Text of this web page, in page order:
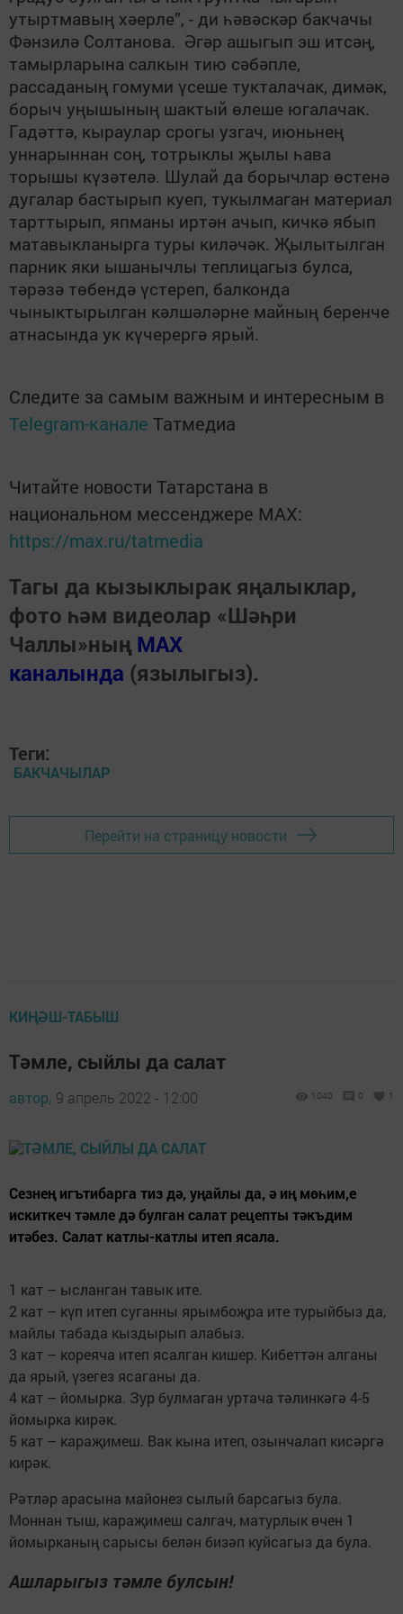
утыртмавың хәерле”, - ди һәвәскәр бакчачы
Фәнзилә Солтанова. Әгәр ашыгып эш итсәң,
тамырларына салкын тию сәбәпле,
рассаданың гомуми үсеше тукталачак, димәк,
борыч уңышының шактый өлеше югалачак.
Гадәттә, кыраулар срогы узгач, июньнең
уннарыннан соң, тотрыклы җылы һава
торышы күзәтелә. Шулай да борычлар өстенә
дугалар бастырып куеп, тукылмаган материал
тарттырып, япманы иртән ачып, кичкә ябып
матавыкланырга туры киләчәк. Җылытылган
парник яки ышанычлы теплицагыз булса,
тәрәзә төбендә үстереп, балконда
чыныктырылган кәлшәләрне майның беренче
атнасында ук күчерергә ярый.
Следите за самым важным и интересным в
Telegram-канале Татмедиа
Читайте новости Татарстана в
национальном мессенджере MАХ:
https://max.ru/tatmedia
Тагы да кызыклырак яңалыклар,
фото һәм видеолар «Шәһри
Чаллы»ның MAX
каналында (язылыгыз).
Теги:
БАКЧАЧЫЛАР
Перейти на страницу новости
КИҢӘШ-ТАБЫШ
Тәмле, сыйлы да салат
автор, 9 апрель 2022 - 12:00 1040 0 1
Сезнең игътибарга тиз дә, уңайлы да, ә иң мөһим,е
искиткеч тәмле дә булган салат рецепты тәкъдим
итәбез. Салат катлы-катлы итеп ясала.
1 кат – ысланган тавык ите.
2 кат – күп итеп суганны ярымбоҗра ите турыйбыз да,
майлы табада кыздырып алабыз.
3 кат – кореяча итеп ясалган кишер. Кибеттән алганы
да ярый, үзегез ясаганы да.
4 кат – йомырка. Зур булмаган уртача тәлинкәгә 4-5
йомырка кирәк.
5 кат – караҗимеш. Вак кына итеп, озынчалап кисәргә
кирәк.
Рәтләр арасына майонез сылый барсагыз була.
Моннан тыш, караҗимеш салгач, матурлык өчен 1
йомырканың сарысы белән бизәп куйсагыз да була.
Ашларыгыз тәмле булсын!